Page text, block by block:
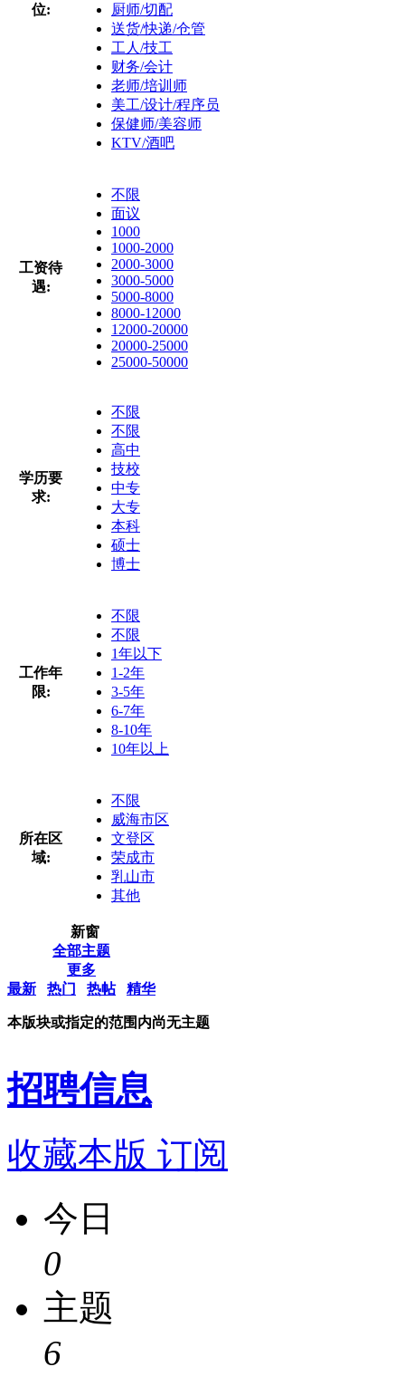
位:
厨师/切配
送货/快递/仓管
工人/技工
财务/会计
老师/培训师
美工/设计/程序员
保健师/美容师
KTV/酒吧
工资待
遇:
不限
面议
1000
1000-2000
2000-3000
3000-5000
5000-8000
8000-12000
12000-20000
20000-25000
25000-50000
学历要
求:
不限
不限
高中
技校
中专
大专
本科
硕士
博士
工作年
限:
不限
不限
1年以下
1-2年
3-5年
6-7年
8-10年
10年以上
所在区
域:
不限
威海市区
文登区
荣成市
乳山市
其他
新窗
全部主题
更多
最新
热门 热帖 精华
本版块或指定的范围内尚无主题
招聘信息
收藏本版 订阅
今日
0
主题
6